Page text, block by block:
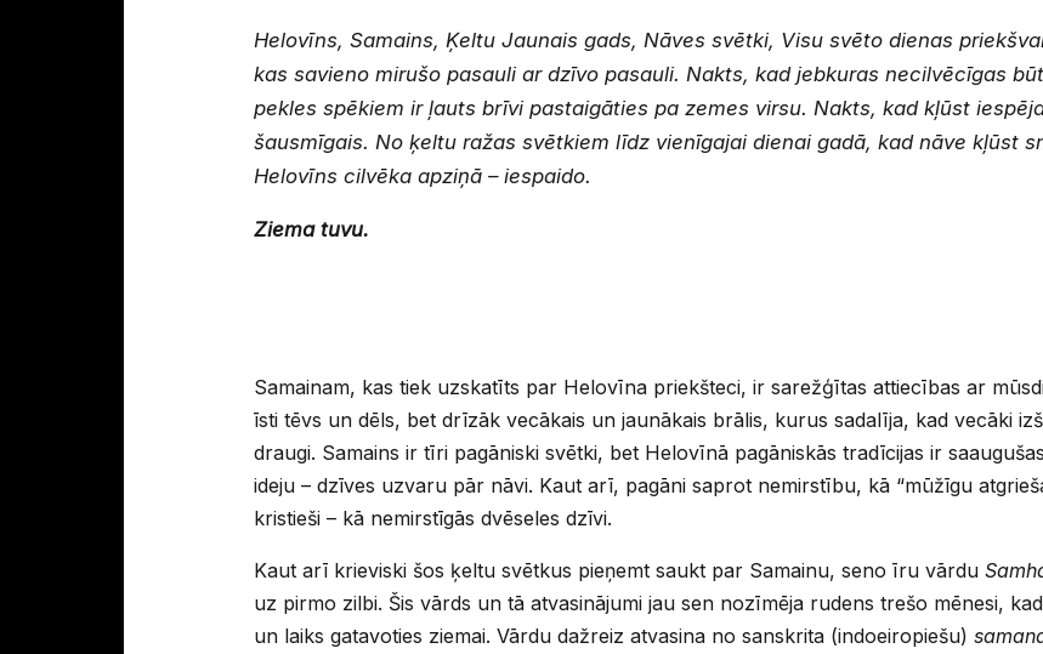
Helovīns, Samains, Ķeltu Jaunais gads, Nāves svētki, Visu svēto dienas
kas savieno mirušo pasauli ar dzīvo pasauli. Nakts, kad jebkuras necilvēcīgas
pekles spēkiem ir ļauts brīvi pastaigāties pa zemes virsu. Nakts, kad kļūst
šausmīgais. No ķeltu ražas svētkiem līdz vienīgajai dienai gadā, kad nāve kļūst
Helovīns cilvēka apziņā – iespaido.
Ziema tuvu.
Samainam, kas tiek uzskatīts par Helovīna priekšteci, ir sarežģītas attiecības ar
īsti tēvs un dēls, bet drīzāk vecākais un jaunākais brālis, kurus sadalīja, kad vecāki
draugi. Samains ir tīri pagāniski svētki, bet Helovīnā pagāniskās tradīcijas ir
ideju – dzīves uzvaru pār nāvi. Kaut arī, pagāni saprot nemirstību, kā “mūžīgu
kristieši – kā nemirstīgās dvēseles dzīvi.
Kaut arī krieviski šos ķeltu svētkus pieņemt saukt par Samainu, seno īru vārdu
uz pirmo zilbi. Šis vārds un tā atvasinājumi jau sen nozīmēja rudens trešo mēnesi,
un laiks gatavoties ziemai. Vārdu dažreiz atvasina no sanskrita (indoeiropiešu)